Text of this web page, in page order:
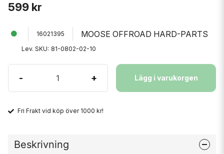
599 kr
16021395 MOOSE OFFROAD HARD-PARTS
Lev. SKU: 81-0802-02-10
- + Lägg i varukorgen
Fri Frakt vid köp över 1000 kr!
Beskrivning